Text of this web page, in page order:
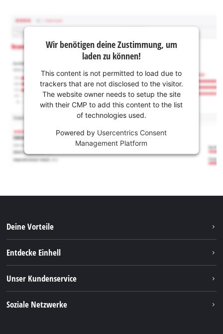
Wir benötigen deine Zustimmung, um
laden zu können!
This content is not permitted to load due to
trackers that are not disclosed to the visitor.
The website owner needs to setup the site
with their CMP to add this content to the list
of technologies used.
Powered by Usercentrics Consent
Management Platform
Deine Vorteile
Entdecke Einhell
Einhell Germany AG
Unser Kundenservice
Soziale Netzwerke